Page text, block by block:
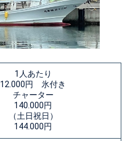
1人あたり
12.000円 氷付き
チャーター
140.000円
（土日祝日）
144.000円